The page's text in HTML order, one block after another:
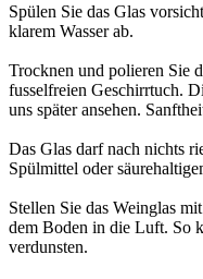
Spülen Sie das Glas
klarem Wasser ab.
Trocknen und polieren Sie
fusselfreien Geschirrtuch.
uns später ansehen.
Das Glas darf nach nichts
Spülmittel oder
Stellen Sie das Weinglas
dem Boden in die Luft. So
verdunsten.